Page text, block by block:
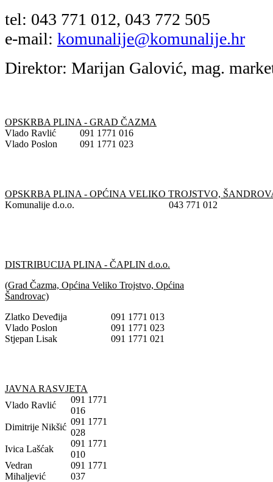
tel: 043 771 012, 043 772 505
e-mail: komunalije@komunalije.hr
Direktor: Marijan Galović, mag.
OPSKRBA PLINA - GRAD ČAZMA
Vlado Ravlić
091 1771 016
Vlado Poslon
091 1771 023
OPSKRBA PLINA - OPĆINA VELIKO TROJSTVO,
Komunalije d.o.o.
043 771 012
DISTRIBUCIJA PLINA - ČAPLIN d.o.o.
(Grad Čazma, Općina Veliko Trojstvo, Općina
Šandrovac)
Zlatko Deveđija
091 1771 013
Vlado Poslon
091 1771 023
Stjepan Lisak
091 1771 021
JAVNA RASVJETA
Vlado Ravlić
091 1771
016
Dimitrije Nikšić
091 1771
028
Ivica Lašćak
091 1771
010
Vedran
Mihaljević
091 1771
037